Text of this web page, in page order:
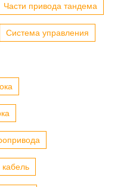
Части привода тандема
Система управления